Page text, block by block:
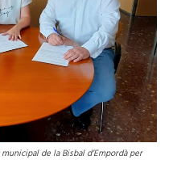
de la Bisbal d’Empordà per